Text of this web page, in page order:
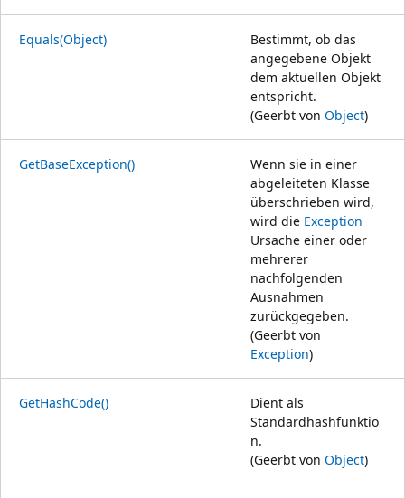
Equals(Object)
Bestimmt, ob das
angegebene Objekt
dem aktuellen Objekt
entspricht.
(Geerbt von Object)
GetBaseException()
Wenn sie in einer
abgeleiteten Klasse
überschrieben wird,
wird die Exception
Ursache einer oder
mehrerer
nachfolgenden
Ausnahmen
zurückgegeben.
(Geerbt von
Exception)
GetHashCode()
Dient als
Standardhashfunktio
n.
(Geerbt von Object)